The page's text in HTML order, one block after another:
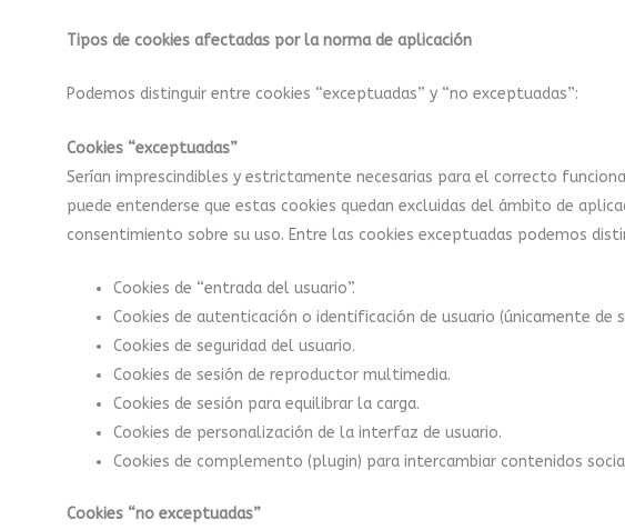
Tipos de cookies afectadas por la norma de aplicación
Podemos distinguir entre cookies “exceptuadas” y “no exceptuadas”:
Cookies “exceptuadas”
Serían imprescindibles y estrictamente necesarias para el correcto
puede entenderse que estas cookies quedan excluidas del ámbito de
consentimiento sobre su uso. Entre las cookies exceptuadas podemos
Cookies de “entrada del usuario”.
Cookies de autenticación o identificación de usuario (únicamente de
Cookies de seguridad del usuario.
Cookies de sesión de reproductor multimedia.
Cookies de sesión para equilibrar la carga.
Cookies de personalización de la interfaz de usuario.
Cookies de complemento (plugin) para intercambiar contenidos
Cookies “no exceptuadas”